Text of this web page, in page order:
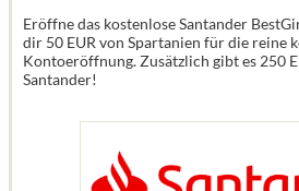
Eröffne das kostenlose Santander
dir 50 EUR von Spartanien für die reine
Kontoeröffnung. Zusätzlich gibt es 250
Santander!